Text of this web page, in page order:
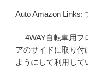
Auto Amazon Links:
4WAY自転車用フ
アのサイドに取り
ようにして利用して